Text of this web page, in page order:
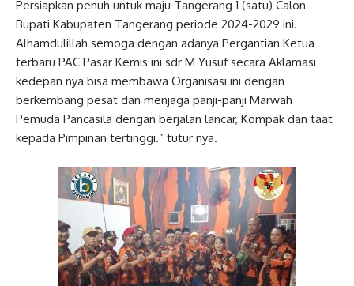
Persiapkan penuh untuk maju Tangerang 1 (satu) Calon
Bupati Kabupaten Tangerang periode 2024-2029 ini.
Alhamdulillah semoga dengan adanya Pergantian Ketua
terbaru PAC Pasar Kemis ini sdr M Yusuf secara Aklamasi
kedepan nya bisa membawa Organisasi ini dengan
berkembang pesat dan menjaga panji-panji Marwah
Pemuda Pancasila dengan berjalan lancar, Kompak dan taat
kepada Pimpinan tertinggi.” tutur nya.